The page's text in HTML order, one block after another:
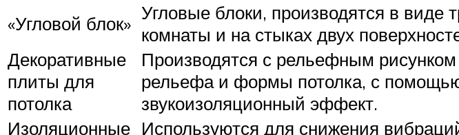
«Угловой блок» Угловые блоки, производятся в виде
комнаты и на стыках двух
Декоративные
плиты для
потолка
Производятся с рельефным
рельефа и формы потолка, с
звукоизоляционный эффект.
Изоляционные Используются для снижения